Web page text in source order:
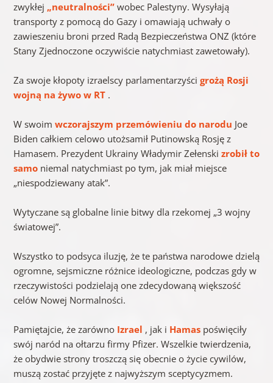
zwykłej „neutralności”wobec Palestyny. Wysyłają
transporty z pomocą do Gazy i omawiają uchwały o
zawieszeniu broni przed Radą Bezpieczeństwa ONZ (które
Stany Zjednoczone oczywiście natychmiast zawetowały).
Za swoje kłopoty izraelscy parlamentarzyści grożą Rosji
wojną na żywo w RT.
W swoim wczorajszym przemówieniu do narodu Joe
Biden całkiem celowo utożsamił Putinowską Rosję z
Hamasem. Prezydent Ukrainy Władymir Zełenski zrobił to
samoniemal natychmiast po tym, jak miał miejsce
„niespodziewany atak”.
Wytyczane są globalne linie bitwy dla rzekomej „3 wojny
światowej”.
Wszystko to podsyca iluzję, że te państwa narodowe dzielą
ogromne, sejsmiczne różnice ideologiczne, podczas gdy w
rzeczywistości podzielają one zdecydowaną większość
celów Nowej Normalności.
Pamiętajcie, że zarówno Izrael , jak i Hamaspoświęciły
swój naród na ołtarzu firmy Pfizer. Wszelkie twierdzenia,
że ​​obydwie strony troszczą się obecnie o życie cywilów,
muszą zostać przyjęte z najwyższym sceptycyzmem.